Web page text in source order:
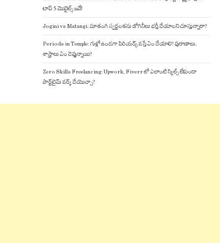
టాప్ 5 మొబైల్స్ ఇవే!
Jogini vs Matangi: మాతంగి స్వర్ణలతను జోగినీలు భర్తీ చేయాలని చూస్తున్నారా?
Periods in Temple: గుళ్లో ఉండగా పిరియడ్స్ వస్తే ఏం చేయాలి? పురాణాలు,
శాస్త్రాలు ఏం చెప్తున్నాయి?
Zero Skills Freelancing: Upwork, Fiverr లో ఎలాంటి స్కిల్స్ లేకుండా
పార్ట్‌టైమ్ వర్క్ చేయొచ్చా?